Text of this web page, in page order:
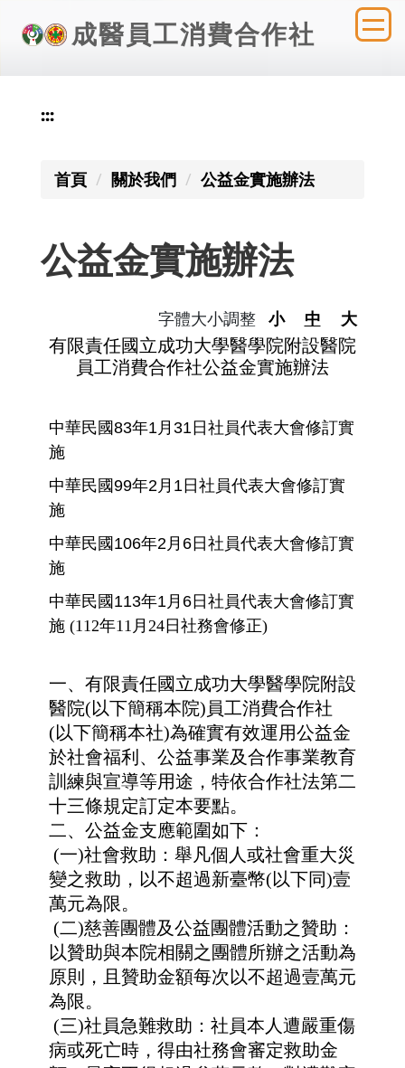
到
成醫員工消費合作社
:::
首頁 關於我們 公益金實施辦法
公益金實施辦法
字體大小調整 小 中 大
有限責任國立成功大學醫學院附設醫院
員工消費合作社公益金實施辦法
中華民國83年1月31日社員代表大會修訂實
施
中華民國99年2月1日社員代表大會修訂實
施
中華民國106年2月6日社員代表大會修訂實
施
中華民國113年1月6日社員代表大會修訂實
施 (112年11月24日社務會修正)
一、有限責任國立成功大學醫學院附設
醫院(以下簡稱本院)員工消費合作社
(以下簡稱本社)為確實有效運用公益金
於社會福利、公益事業及合作事業教育
訓練與宣導等用途，特依合作社法第二
十三條規定訂定本要點。
二、公益金支應範圍如下：
(一)社會救助：舉凡個人或社會重大災
變之救助，以不超過新臺幣(以下同)壹
萬元為限。
(二)慈善團體及公益團體活動之贊助：
以贊助與本院相關之團體所辦之活動為
原則， 且贊助金額每次以不超過壹萬元
為限。
(三)社員急難救助：社員本人遭嚴重傷
病或死亡時，得由社務會審定救助金